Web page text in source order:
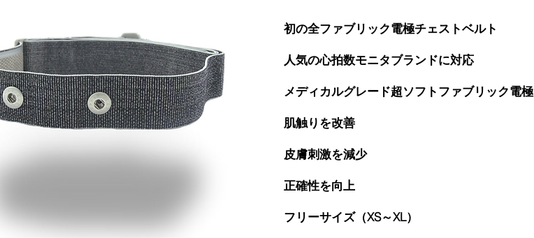
初の全ファブリック電極チェストベルト
人気の心拍数モニタブランドに対応
メディカルグレード超ソフトファブリック電極
肌触りを改善
皮膚刺激を減少
正確性を向上
フリーサイズ（XS～XL）